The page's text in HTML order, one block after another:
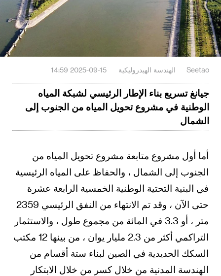
Seetao الهندسة الهيدروليكية 2025-09-15 14:59
جيانغ تسريع بناء الإطار الرئيسي لشبكة المياه
الوطنية في مشروع تحويل المياه من الجنوب إلى
الشمال
أما أول مشروع متابعة مشروع تحويل المياه من
الجنوب إلى الشمال ، والحفاظ على المياه الرئيسية
في البنية التحتية الوطنية الخمسية الرابعة عشرة
حتى الآن ، وقد تم الانتهاء من النفق الرئيسي 2359
متر ، أو 3.3 في المائة من مجموع طول ، والاستثمار
التراكمي أكثر من 2.3 مليار يوان ، من بينها 12 مكتب
السكك الحديدية في الصين لبناء ستة أقسام من
الهندسة المدنية من خلال كسر من خلال الابتكار